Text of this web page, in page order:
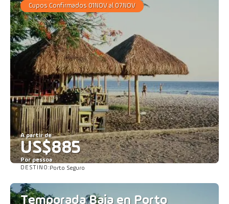
Cupos Confirmados 01NOV al 07NOV
A partir de
US$885
Por pessoa
DESTINO:Porto Seguro
Temporada Baja en Porto